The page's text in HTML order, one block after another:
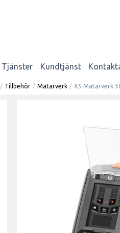
Tjänster Kundtjänst
/ Tillbehör / Matarverk / X5 Matarverk